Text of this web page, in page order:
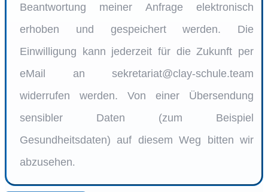
Beantwortung meiner Anfrage elektronisch
erhoben und gespeichert werden. Die
Einwilligung kann jederzeit für die Zukunft per
eMail an sekretariat@clay-schule.team
widerrufen werden. Von einer Übersendung
sensibler Daten (zum Beispiel
Gesundheitsdaten) auf diesem Weg bitten wir
abzusehen.